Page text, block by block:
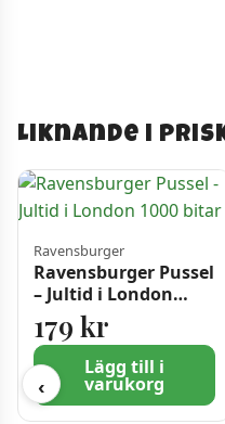
Liknande i
‹
Ravensburger
Ravensburger Pussel
– Jultid i London
1000 bitar
179 kr
Lägg till i
varukorg